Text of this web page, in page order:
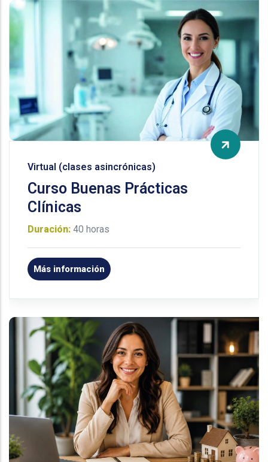
Virtual (clases asincrónicas)
Curso Buenas Prácticas
Clínicas
Duración: 40 horas
Más información